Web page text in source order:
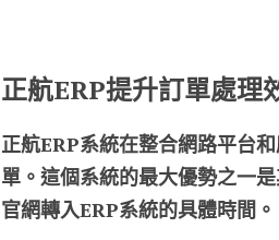
正航ERP提升訂單處理
正航ERP系統在整合網路平台
單。這個系統的最大優勢之一
官網轉入ERP系統的具體時間。